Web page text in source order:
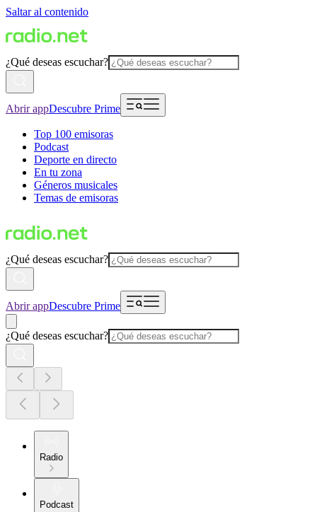
Saltar al contenido
¿Qué deseas escuchar?
Abrir appDescubre Prime
Top 100 emisoras
Podcast
Deporte en directo
En tu zona
Géneros musicales
Temas de emisoras
¿Qué deseas escuchar?
Abrir appDescubre Prime
¿Qué deseas escuchar?
Radio
Podcast